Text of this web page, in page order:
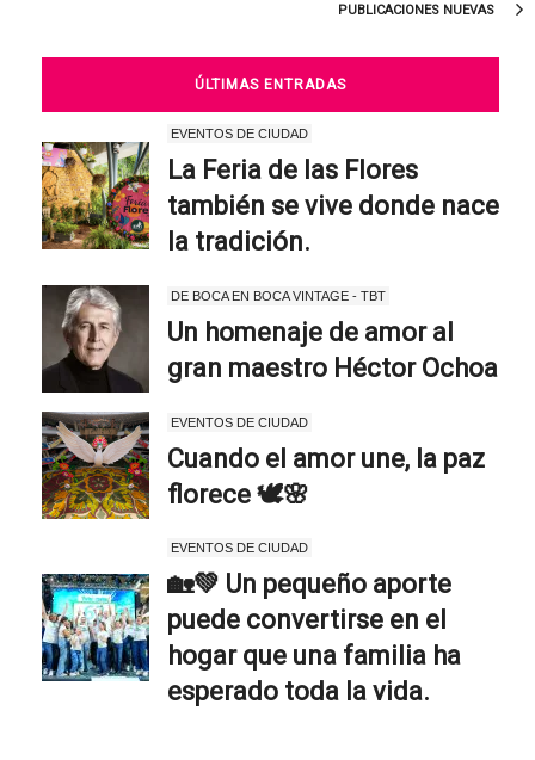
PUBLICACIONES NUEVAS
ÚLTIMAS ENTRADAS
EVENTOS DE CIUDAD
La Feria de las Flores
también se vive donde nace
la tradición.
DE BOCA EN BOCA VINTAGE - TBT
Un homenaje de amor al
gran maestro Héctor Ochoa
EVENTOS DE CIUDAD
Cuando el amor une, la paz
florece 🕊️🌸
EVENTOS DE CIUDAD
🏡💚 Un pequeño aporte
puede convertirse en el
hogar que una familia ha
esperado toda la vida.